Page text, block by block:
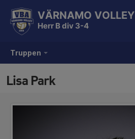
Truppen
VÄRNAMO VOLLEY
Herr B div 3-4
Lisa Park